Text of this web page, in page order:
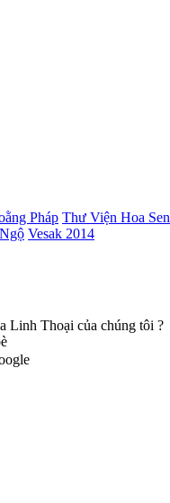
Pháp Thư Viện Hoa Sen
Vesak 2014
Linh Thoại của chúng tôi ?